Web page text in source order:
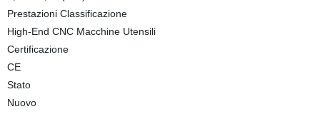
Prestazioni Classificazione
High-End CNC Macchine Utensili
Certificazione
CE
Stato
Nuovo